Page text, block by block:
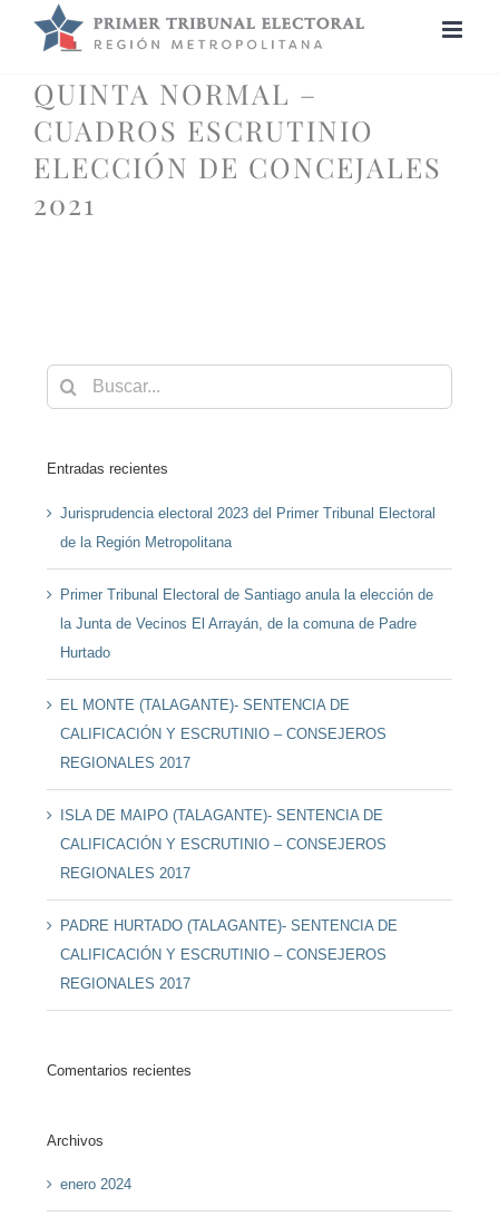
QUINTA NORMAL –
CUADROS ESCRUTINIO
ELECCIÓN DE CONCEJALES
2021
Buscar:
Entradas recientes
Jurisprudencia electoral 2023 del Primer Tribunal Electoral
de la Región Metropolitana
Primer Tribunal Electoral de Santiago anula la elección de
la Junta de Vecinos El Arrayán, de la comuna de Padre
Hurtado
EL MONTE (TALAGANTE)- SENTENCIA DE
CALIFICACIÓN Y ESCRUTINIO – CONSEJEROS
REGIONALES 2017
ISLA DE MAIPO (TALAGANTE)- SENTENCIA DE
CALIFICACIÓN Y ESCRUTINIO – CONSEJEROS
REGIONALES 2017
PADRE HURTADO (TALAGANTE)- SENTENCIA DE
CALIFICACIÓN Y ESCRUTINIO – CONSEJEROS
REGIONALES 2017
Comentarios recientes
Archivos
enero 2024